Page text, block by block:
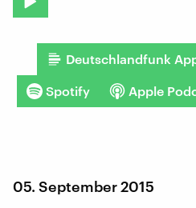
Deutschlandfunk
Spotify Apple
05. September 2015